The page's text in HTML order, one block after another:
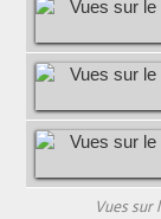
Vues sur